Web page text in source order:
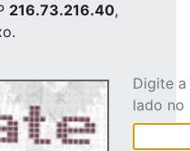
216.73.216.40,
Digite
lado no